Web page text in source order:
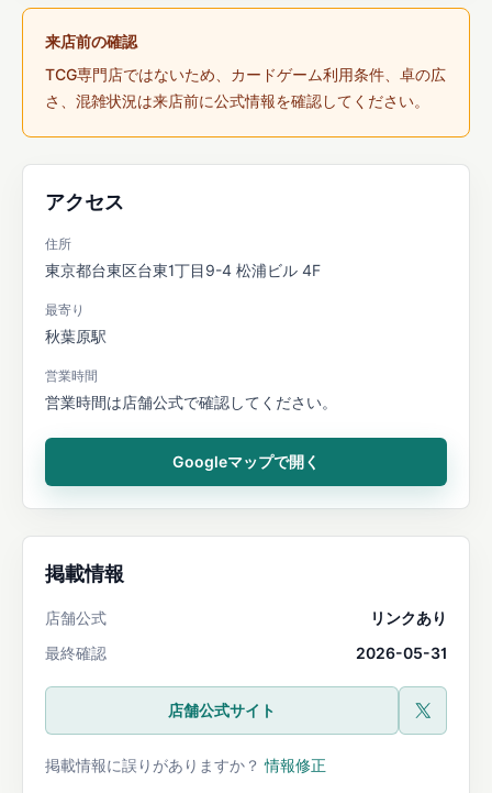
来店前の確認
TCG専門店ではないため、カードゲーム利用条件、卓の広
さ、混雑状況は来店前に公式情報を確認してください。
アクセス
住所
東京都台東区台東1丁目9-4 松浦ビル 4F
最寄り
秋葉原駅
営業時間
営業時間は店舗公式で確認してください。
Googleマップで開く
掲載情報
店舗公式
リンクあり
最終確認
2026-05-31
店舗公式サイト 公式X
掲載情報に誤りがありますか？情報修正